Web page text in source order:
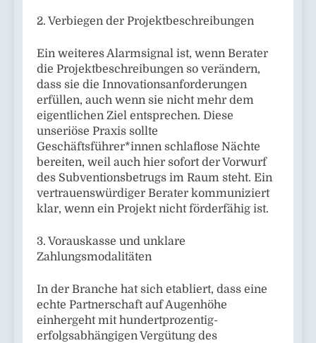
2. Verbiegen der Projektbeschreibungen
Ein weiteres Alarmsignal ist, wenn Berater
die Projektbeschreibungen so verändern,
dass sie die Innovationsanforderungen
erfüllen, auch wenn sie nicht mehr dem
eigentlichen Ziel entsprechen. Diese
unseriöse Praxis sollte
Geschäftsführer*innen schlaflose Nächte
bereiten, weil auch hier sofort der Vorwurf
des Subventionsbetrugs im Raum steht. Ein
vertrauenswürdiger Berater kommuniziert
klar, wenn ein Projekt nicht förderfähig ist.
3. Vorauskasse und unklare
Zahlungsmodalitäten
In der Branche hat sich etabliert, dass eine
echte Partnerschaft auf Augenhöhe
einhergeht mit hundertprozentig-
erfolgsabhängigen Vergütung des